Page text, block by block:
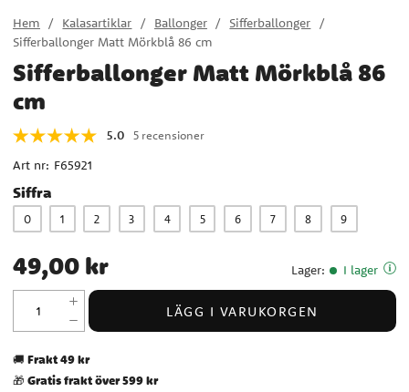
Hem Kalasartiklar Ballonger
Sifferballonger
Sifferballonger Matt Mörkblå 86 cm
Sifferballonger Matt Mörkblå 86
cm
5.0 5 recensioner
Art nr: F65921
Siffra
0 1 2 3 4 5 6 7 8 9
Pris: 49,00 kr
49,00 kr Lager: I lager
LÄGG I VARUKORGEN
🚚 Frakt 49 kr
🎁 Gratis frakt över 599 kr